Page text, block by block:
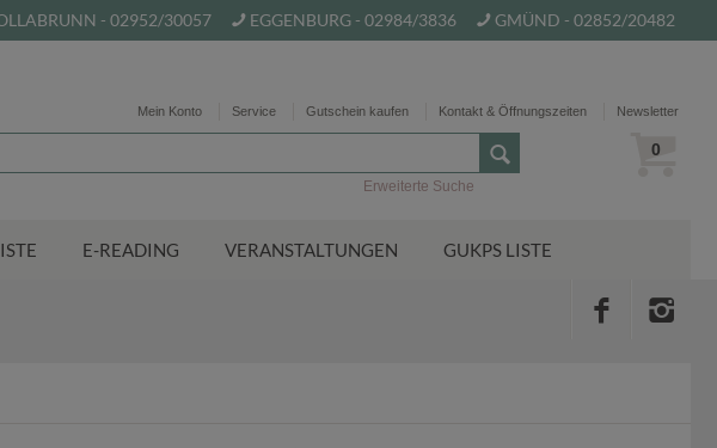
- 02952/30057 EGGENBURG - 02984/3836 GMÜND - 02852/20482
Mein Konto Service Gutschein kaufen Kontakt & Öffnungszeiten Newsletter
0
Erweiterte Suche
E-READING VERANSTALTUNGEN GUKPS LISTE